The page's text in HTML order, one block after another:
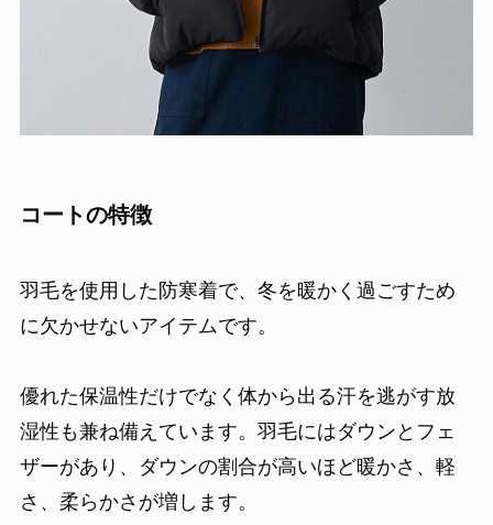
コートの特徴
羽毛を使用した防寒着で、冬を暖かく過ごすため
に欠かせないアイテムです。
優れた保温性だけでなく体から出る汗を逃がす放
湿性も兼ね備えています。羽毛にはダウンとフェ
ザーがあり、ダウンの割合が高いほど暖かさ、軽
さ、柔らかさが増します。